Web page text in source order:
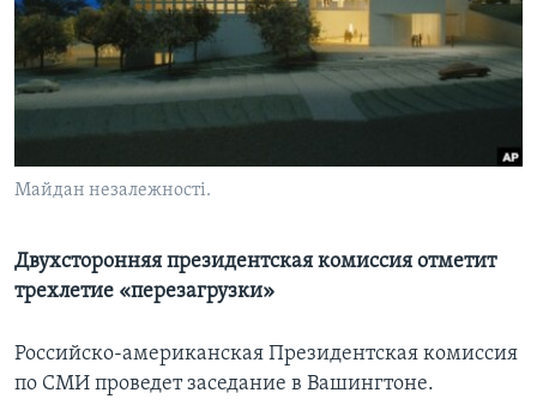
Learning English
СОЦИАЛЬНЫЕ СЕТИ
Майдан незалежності.
Двухсторонняя президентская комиссия отметит
трехлетие «перезагрузки»
Российско-американская Президентская комиссия
по СМИ проведет заседание в Вашингтоне.